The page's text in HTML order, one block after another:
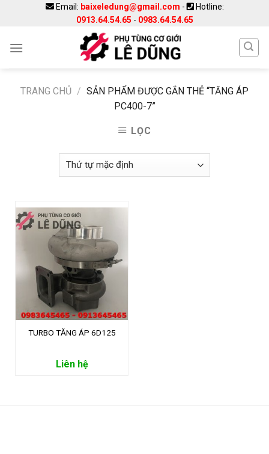
Email: baixeledung@gmail.com -
Hotline:
0913.64.54.65 - 0983.64.54.65
TRANG CHỦ / SẢN PHẨM ĐƯỢC GẮN THẺ “TĂNG ÁP
PC400-7”
LỌC
TURBO TĂNG ÁP 6D125
Liên hệ